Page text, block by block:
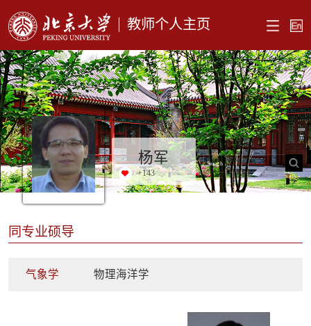
教师个人主页
杨军
+143
同专业硕导
气象学 物理海洋学